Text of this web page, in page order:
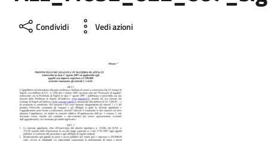
Condividi Vedi azioni